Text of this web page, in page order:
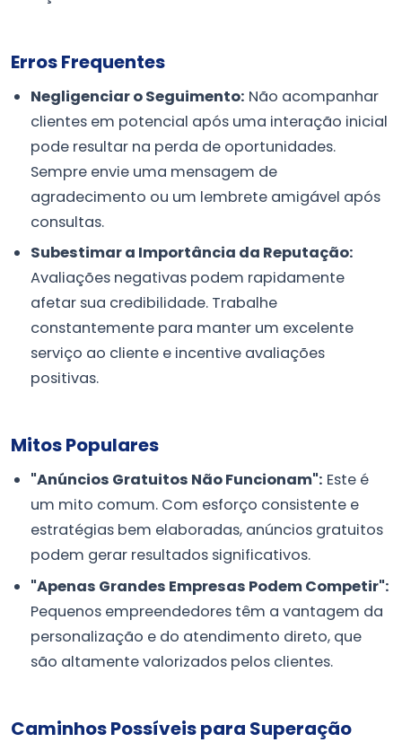
Erros Frequentes
Negligenciar o Seguimento: Não acompanhar
clientes em potencial após uma interação inicial
pode resultar na perda de oportunidades.
Sempre envie uma mensagem de
agradecimento ou um lembrete amigável após
consultas.
Subestimar a Importância da Reputação:
Avaliações negativas podem rapidamente
afetar sua credibilidade. Trabalhe
constantemente para manter um excelente
serviço ao cliente e incentive avaliações
positivas.
Mitos Populares
"Anúncios Gratuitos Não Funcionam": Este é
um mito comum. Com esforço consistente e
estratégias bem elaboradas, anúncios gratuitos
podem gerar resultados significativos.
"Apenas Grandes Empresas Podem Competir":
Pequenos empreendedores têm a vantagem da
personalização e do atendimento direto, que
são altamente valorizados pelos clientes.
Caminhos Possíveis para Superação